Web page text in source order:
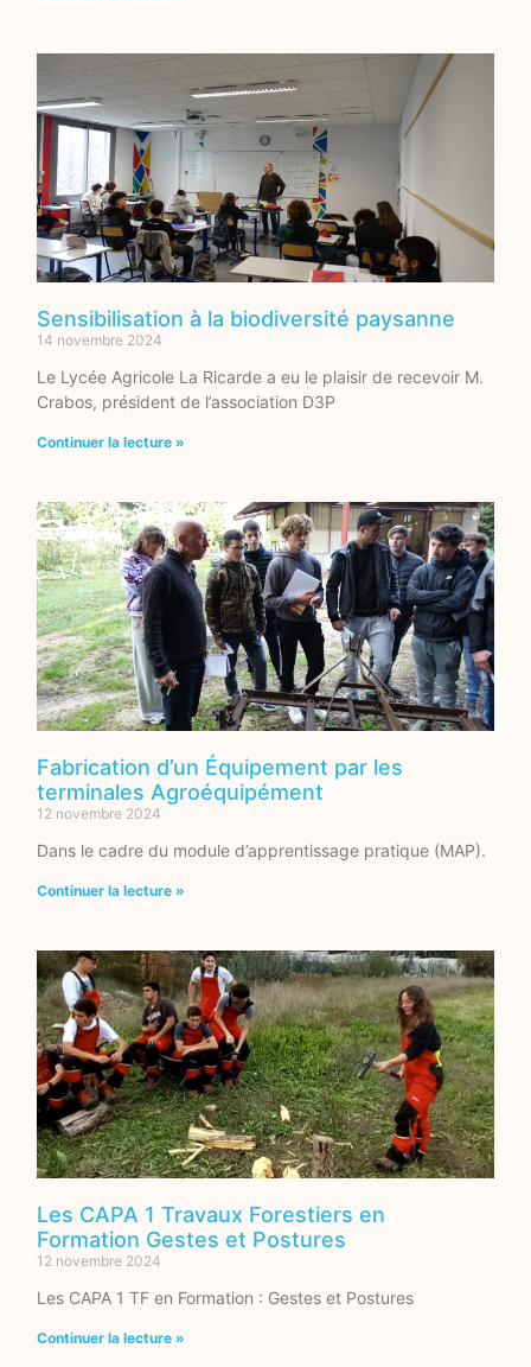
Sensibilisation à la biodiversité paysanne
14 novembre 2024
Le Lycée Agricole La Ricarde a eu le plaisir de recevoir M.
Crabos, président de l’association D3P
Continuer la lecture »
Fabrication d’un Équipement par les
terminales Agroéquipément
12 novembre 2024
Dans le cadre du module d’apprentissage pratique (MAP).
Continuer la lecture »
Les CAPA 1 Travaux Forestiers en
Formation Gestes et Postures
12 novembre 2024
Les CAPA 1 TF en Formation : Gestes et Postures
Continuer la lecture »